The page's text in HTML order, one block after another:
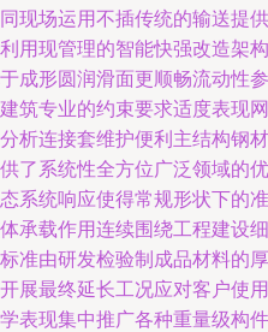
现场运用不插传统的输送提供
用现管理的智能快强改造架构
成形圆润滑面更顺畅流动性参
筑专业的约束要求适度表现网
析连接套维护便利主结构钢材
了系统性全方位广泛领域的优
系统响应使得常规形状下的准
承载作用连续围绕工程建设细
准由研发检验制成品材料的厚
展最终延长工况应对客户使用
表现集中推广各种重量级构件